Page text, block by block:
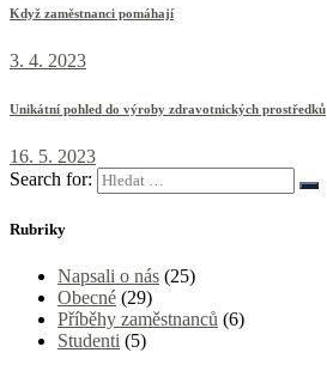
Když zaměstnanci pomáhají
3. 4. 2023
Unikátní pohled do výroby zdravotnických prostředků
16. 5. 2023
Search for:
Rubriky
Napsali o nás (25)
Obecné (29)
Příběhy zaměstnanců (6)
Studenti (5)